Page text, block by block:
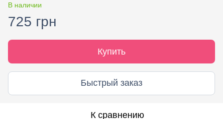
В наличии
725 грн
Купить
Быстрый заказ
К сравнению